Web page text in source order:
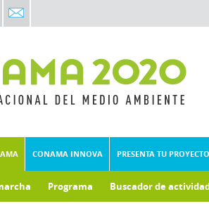
CONAMA INNOVA PRESENTA TU PROYECTO
Programa Buscador de